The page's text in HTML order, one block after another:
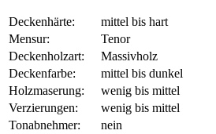
Deckenhärte:
mittel bis hart
Mensur:
Tenor
Deckenholzart:
Massivholz
Deckenfarbe:
mittel bis dunkel
Holzmaserung:
wenig bis mittel
Verzierungen:
wenig bis mittel
Tonabnehmer:
nein